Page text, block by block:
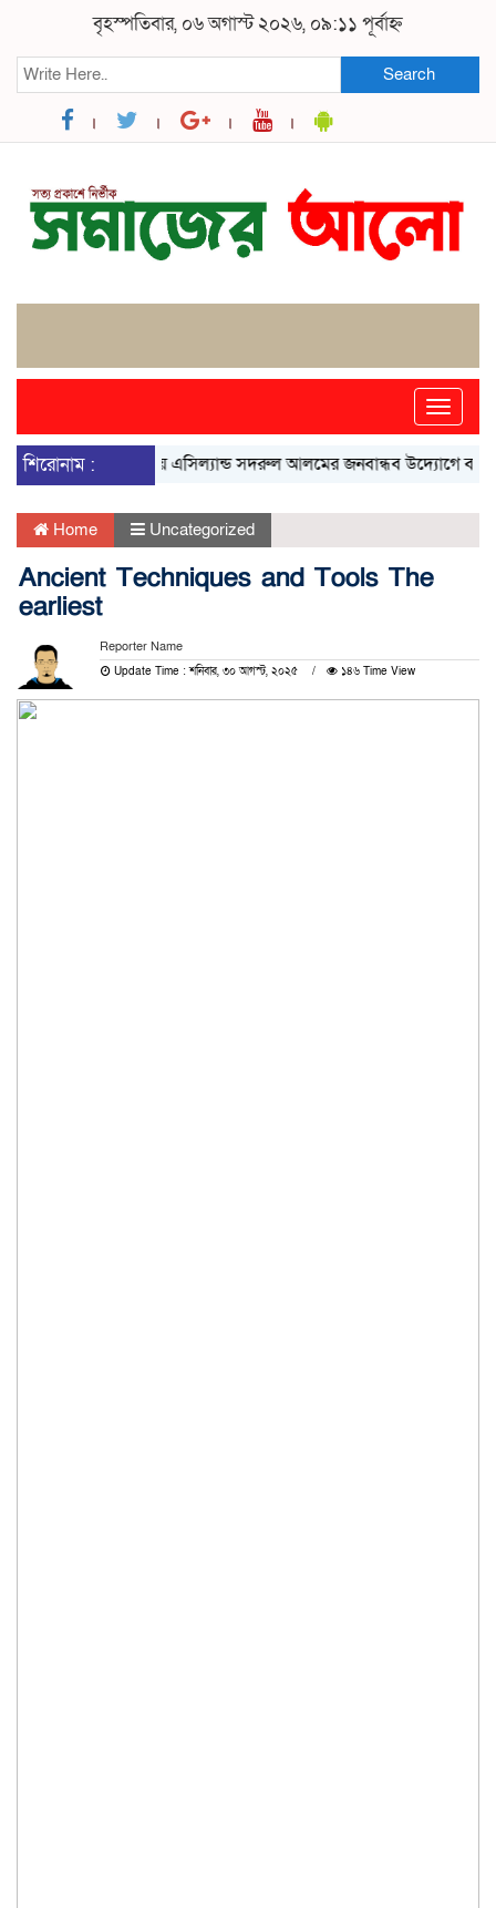
বৃহস্পতিবার, ০৬ অগাস্ট ২০২৬, ০৯:১১ পূর্বাহ্ন
Search
Toggle
শিরোনাম :ভাঙ্গায় এসিল্যান্ড সদরুল আলমের জনবান্ধব উদ্যোগে বদলে গেছে
Home Uncategorized
Ancient Techniques and Tools The
earliest
Reporter Name
Update Time : শনিবার, ৩০ আগস্ট, ২০২৫ ১৪৬ Time View